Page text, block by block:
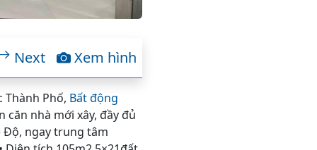
Xem hình
Next
Phố, Bất động
căn nhà mới xây, đầy đủ
Độ, ngay trung tâm